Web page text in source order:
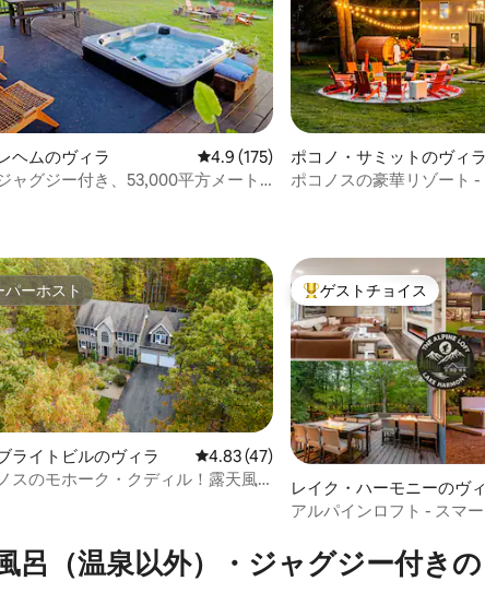
中4.94つ星の平均評価
ヘムのヴィラ レビュー175件、5つ星中4.9つ星の平均
4.9 (175)
ャグジー付き、53,000平方メート
ポコノ・サミットのヴィラ
ポコノスの豪華リゾート -
中4.97つ星の平均評価
パーホスト
パーホスト
ライトビルのヴィラ レビュー47件、5つ星中4.83つ星の平
4.83 (47)
スのモホーク・クディル！露天風
大好評のゲストチョイス
ゲストチョイス
レイク・ハーモニーのヴ
アルパインロフト - スマ
呂（温泉以外）・ジャグジー付き